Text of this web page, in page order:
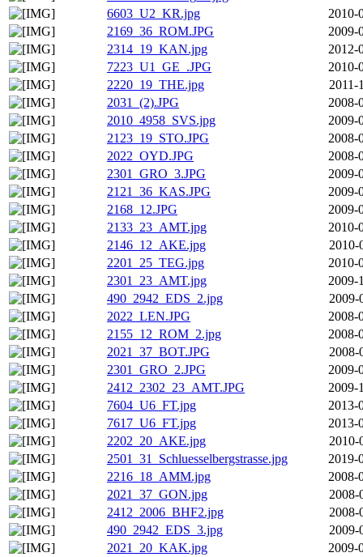
6603_U2_KR.jpg
2010-
2169_36_ROM.JPG
2009-
2314_19_KAN.jpg
2012-
7223_U1_GE_.JPG
2010-
2220_19_THE.jpg
2011-
2031_(2).JPG
2008-
2010_4958_SVS.jpg
2009-
2123_19_STO.JPG
2008-
2022_OYD.JPG
2008-
2301_GRO_3.JPG
2009-
2121_36_KAS.JPG
2009-
2168_12.JPG
2009-
2133_23_AMT.jpg
2010-
2146_12_AKE.jpg
2010-
2201_25_TEG.jpg
2010-
2301_23_AMT.jpg
2009-
490_2942_EDS_2.jpg
2009-
2022_LEN.JPG
2008-
2155_12_ROM_2.jpg
2008-
2021_37_BOT.JPG
2008-
2301_GRO_2.JPG
2009-
2412_2302_23_AMT.JPG
2009-
7604_U6_FT.jpg
2013-
7617_U6_FT.jpg
2013-
2202_20_AKE.jpg
2010-
2501_31_Schluesselbergstrasse.jpg
2019-
2216_18_AMM.jpg
2008-
2021_37_GON.jpg
2008-
2412_2006_BHF2.jpg
2008-
490_2942_EDS_3.jpg
2009-
2021_20_KAK.jpg
2009-